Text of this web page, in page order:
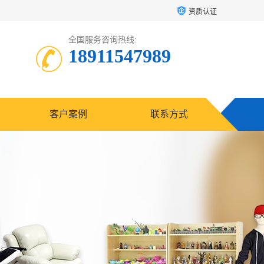
资质认证
全国服务咨询热线:
18911547989
客户案例 联系方式